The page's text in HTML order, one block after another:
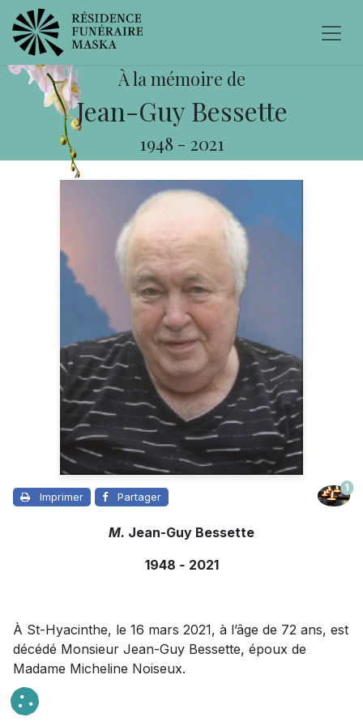
À la mémoire de
Jean-Guy Bessette
1948 - 2021
Imprimer Partager
1
M. Jean-Guy Bessette
1948 - 2021
À St-Hyacinthe, le 16 mars 2021, à l’âge de 72 ans, est
décédé Monsieur Jean-Guy Bessette, époux de
Madame Micheline Noiseux.